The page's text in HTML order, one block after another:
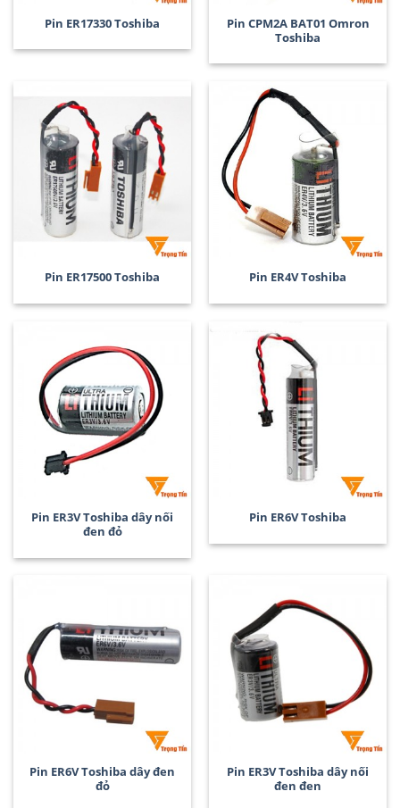
Pin ER17330 Toshiba
Pin CPM2A BAT01 Omron
Toshiba
Pin ER17500 Toshiba Pin ER4V Toshiba
Pin ER3V Toshiba dây nối
đen đỏ
Pin ER6V Toshiba
Pin ER6V Toshiba dây đen
đỏ
Pin ER3V Toshiba dây nối
đen đen